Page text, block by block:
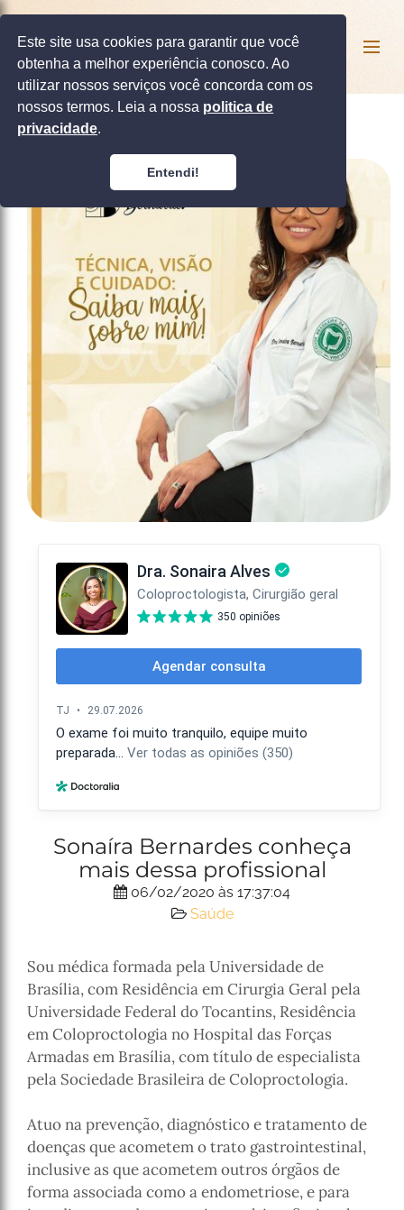
Este site usa cookies para garantir que você
obtenha a melhor experiência conosco. Ao
utilizar nossos serviços você concorda com os
nossos termos. Leia a nossa politica de
privacidade.
Entendi!
Sonaíra Bernardes conheça
mais dessa profissional
06/02/2020 às 17:37:04
Saúde
Sou médica formada pela Universidade de
Brasília, com Residência em Cirurgia Geral pela
Universidade Federal do Tocantins, Residência
em Coloproctologia no Hospital das Forças
Armadas em Brasília, com título de especialista
pela Sociedade Brasileira de Coloproctologia.
Atuo na prevenção, diagnóstico e tratamento de
doenças que acometem o trato gastrointestinal,
inclusive as que acometem outros órgãos de
forma associada como a endometriose, e para